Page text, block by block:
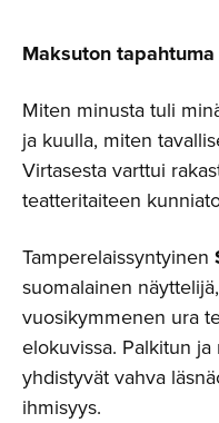
Maksuton tapahtuma
Miten minusta tuli
ja kuulla, miten
Virtasesta varttui
teatteritaiteen
Tamperelaissyntyinen
suomalainen
vuosikymmenen ura
elokuvissa. Palkitun
yhdistyvät vahva
ihmisyys.